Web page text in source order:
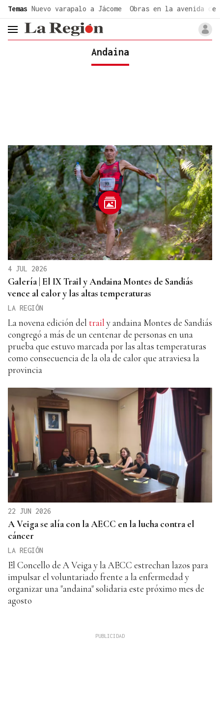
Temas Nuevo varapalo a Jácome Obras en la avenida de
header.menu.open
Andaina
4 JUL 2026
Galería | El IX Trail y Andaina Montes de Sandiás
vence al calor y las altas temperaturas
LA REGIÓN
La novena edición del trail y andaina Montes de Sandiás
congregó a más de un centenar de personas en una
prueba que estuvo marcada por las altas temperaturas
como consecuencia de la ola de calor que atraviesa la
provincia
22 JUN 2026
A Veiga se alía con la AECC en la lucha contra el
cáncer
LA REGIÓN
El Concello de A Veiga y la AECC estrechan lazos para
impulsar el voluntariado frente a la enfermedad y
organizar una "andaina" solidaria este próximo mes de
agosto